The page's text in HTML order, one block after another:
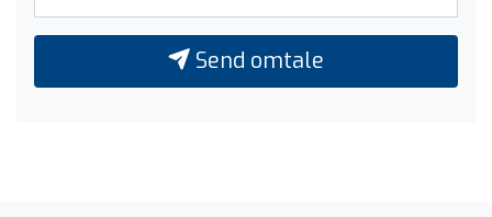
Send omtale